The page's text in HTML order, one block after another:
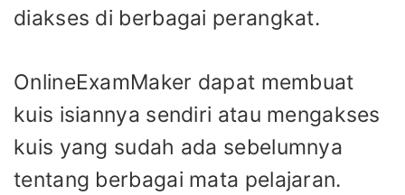
diakses di berbagai perangkat.
OnlineExamMaker dapat membuat
kuis isiannya sendiri atau mengakses
kuis yang sudah ada sebelumnya
tentang berbagai mata pelajaran.